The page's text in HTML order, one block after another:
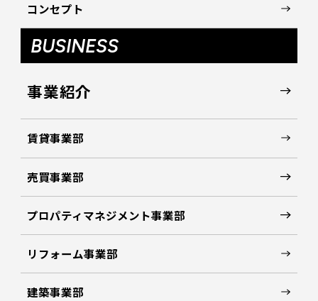
コンセプト
BUSINESS
事業紹介
賃貸事業部
売買事業部
プロパティマネジメント事業部
リフォーム事業部
建築事業部